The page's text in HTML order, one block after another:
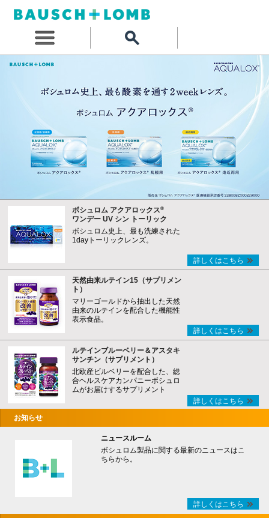
ボシュロム アクアロックス®
ワンデー UV シン トーリック
ボシュロム史上、最も洗練された
1dayトーリックレンズ。
詳しくはこちら
天然由来ルテイン15（サプリメン
ト）
マリーゴールドから抽出した天然
由来のルテインを配合した機能性
表示食品。
詳しくはこちら
ルテインブルーベリー＆アスタキ
サンチン（サプリメント）
北欧産ビルベリーを配合した、総
合ヘルスケアカンパニーボシュロ
ムがお届けするサプリメント
詳しくはこちら
お知らせ
ニュースルーム
ボシュロム製品に関する最新のニュースはこ
ちらから。
詳しくはこちら